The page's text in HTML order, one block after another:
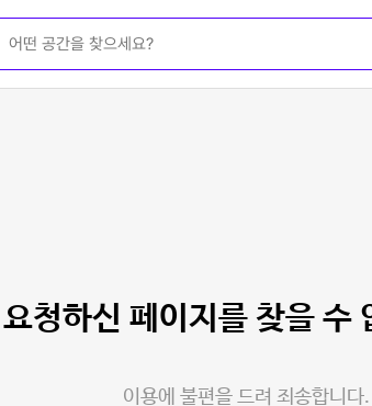
요청하신 페이지를 찾을 수
이용에 불편을 드려 죄송합니다.